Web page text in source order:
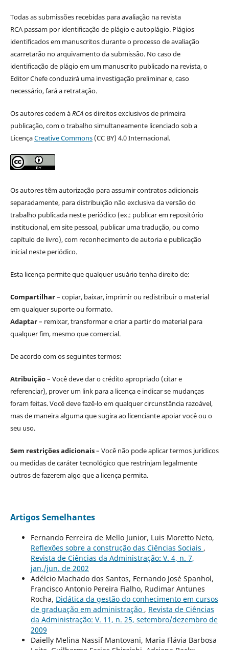
Todas as submissões recebidas para avaliação na revista
RCA passam por identificação de plágio e autoplágio. Plágios
identificados em manuscritos durante o processo de avaliação
acarretarão no arquivamento da submissão. No caso de
identificação de plágio em um manuscrito publicado na revista, o
Editor Chefe conduzirá uma investigação preliminar e, caso
necessário, fará a retratação.
Os autores cedem àRCAos direitos exclusivos de primeira
publicação, com o trabalho simultaneamente licenciado sob a
LicençaCreative Commons(CC BY) 4.0 Internacional.
Os autores têm autorização para assumir contratos adicionais
separadamente, para distribuição não exclusiva da versão do
trabalho publicada neste periódico (ex.: publicar em repositório
institucional, em site pessoal, publicar uma tradução, ou como
capítulo de livro), com reconhecimento de autoria e publicação
inicial neste periódico.
Esta licença permite que qualquer usuário tenha direito de:
Compartilhar– copiar, baixar, imprimir ou redistribuir o material
em qualquer suporte ou formato.
Adaptar– remixar, transformar e criar a partir do material para
qualquer fim, mesmo que comercial.
De acordo com os seguintes termos:
Atribuição– Você deve dar o crédito apropriado (citar e
referenciar), prover um link para a licença e indicar se mudanças
foram feitas. Você deve fazê-lo em qualquer circunstância razoável,
mas de maneira alguma que sugira ao licenciante apoiar você ou o
seu uso.
Sem restrições adicionais– Você não pode aplicar termos jurídicos
ou medidas de caráter tecnológico que restrinjam legalmente
outros de fazerem algo que a licença permita.
Artigos Semelhantes
Fernando Ferreira de Mello Junior, Luis Moretto Neto,
Reflexões sobre a construção das Ciências Sociais ,
Revista de Ciências da Administração: V. 4, n. 7,
jan./jun. de 2002
Adélcio Machado dos Santos, Fernando José Spanhol,
Francisco Antonio Pereira Fialho, Rudimar Antunes
Rocha, Didática da gestão do conhecimento em cursos
de graduação em administração , Revista de Ciências
da Administração: V. 11, n. 25, setembro/dezembro de
2009
Daielly Melina Nassif Mantovani, Maria Flávia Barbosa